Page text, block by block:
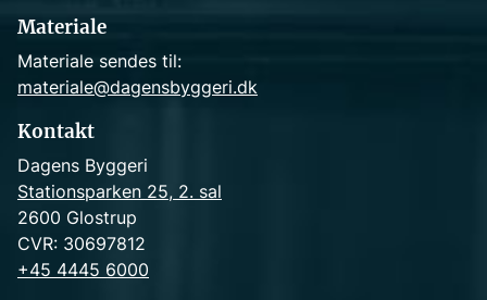
Materiale
Materiale sendes til:
materiale@dagensbyggeri.dk
Kontakt
Dagens Byggeri
Stationsparken 25, 2. sal
2600 Glostrup
CVR: 30697812
+45 4445 6000